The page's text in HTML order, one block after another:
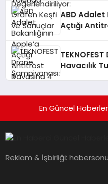
ABD Adalet
Açtığı
Havacılık
En Güncel
Reklam & İşbirliği: